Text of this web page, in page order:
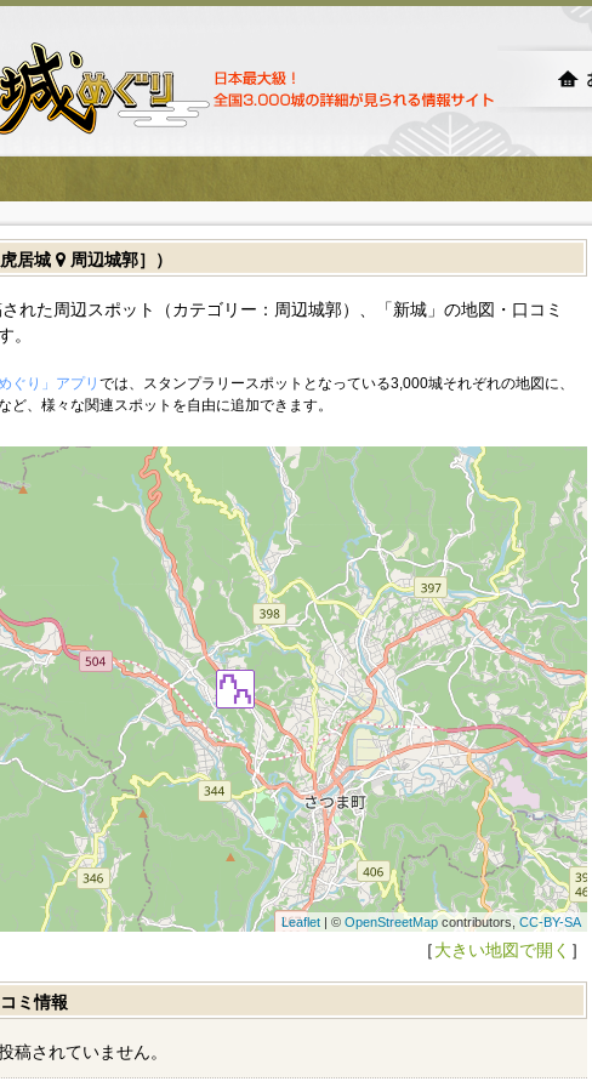
居城 周辺城郭］）
れた周辺スポット（カテゴリー：周辺城郭）、「新城」の地図・口コミ
。
ぐり」アプリ では、スタンプラリースポットとなっている3,000城それぞれの地図に、
ど、様々な関連スポットを自由に追加できます。
Leaflet| © OpenStreetMapcontributors, CC-BY-SA
［大きい地図で開く ］
ミ情報
稿されていません。